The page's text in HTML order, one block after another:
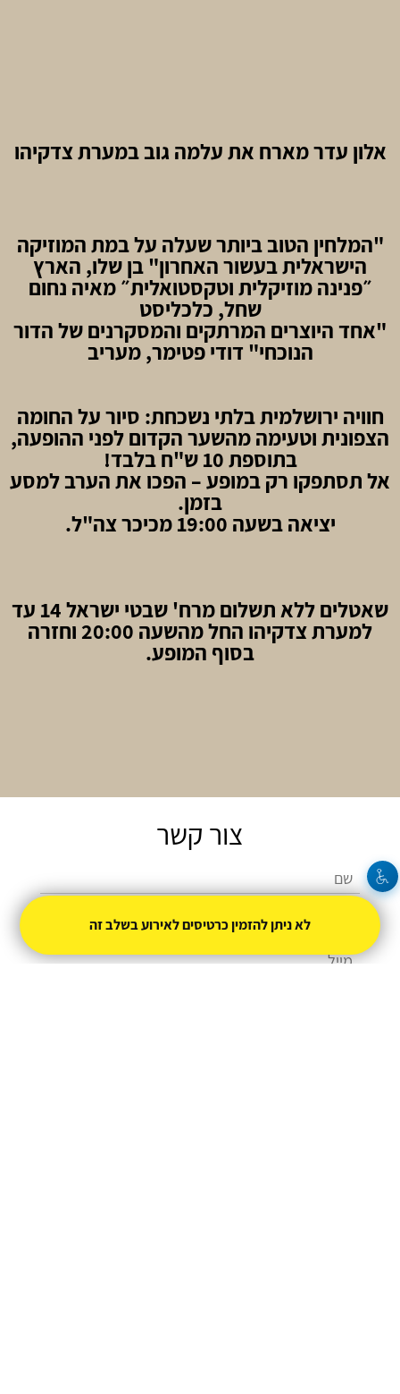
אלון עדר מארח את עלמה גוב במערת צדקיהו
"המלחין הטוב ביותר שעלה על במת המוזיקה
הישראלית בעשור האחרון" בן שלו, הארץ
״פנינה מוזיקלית וטקסטואלית״ מאיה נחום
שחל, כלכליסט
"אחד היוצרים המרתקים והמסקרנים של הדור
הנוכחי" דודי פטימר, מעריב
חוויה ירושלמית בלתי נשכחת: סיור על החומה
הצפונית וטעימה מהשער הקדום לפני ההופעה,
בתוספת 10 ש"ח בלבד!
אל תסתפקו רק במופע – הפכו את הערב למסע
בזמן.
יציאה בשעה 19:00 מכיכר צה"ל.
שאטלים ללא תשלום מרח' שבטי ישראל 14 עד
למערת צדקיהו החל מהשעה 20:00 וחזרה
בסוף המופע.
צור קשר
לא ניתן להזמין כרטיסים לאירוע בשלב זה